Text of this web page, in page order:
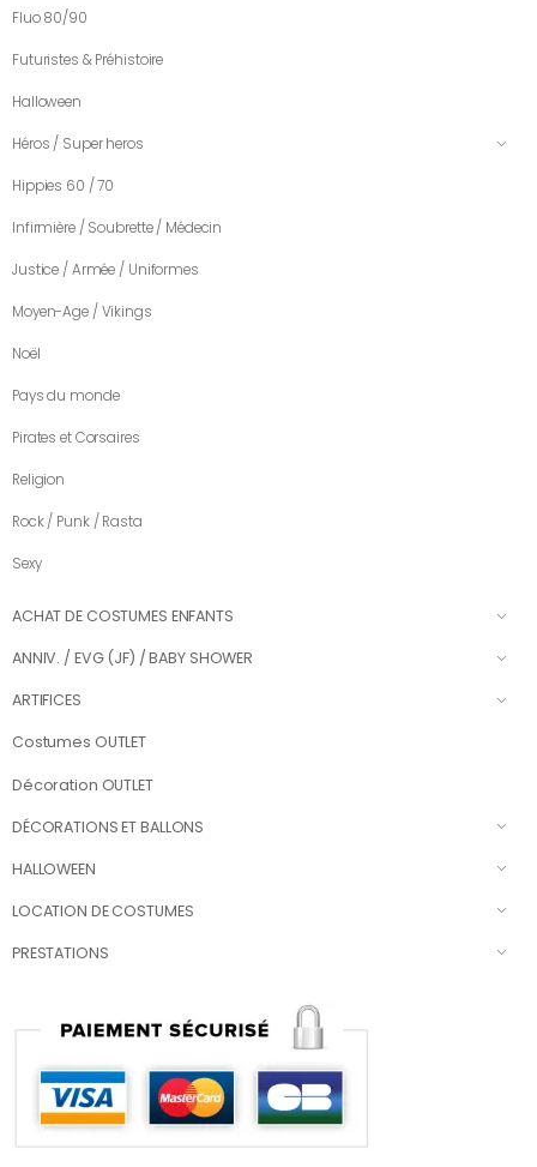
Fluo 80/90
Futuristes & Préhistoire
Halloween
Héros / Super heros
Hippies 60 / 70
Infirmière / Soubrette / Médecin
Justice / Armée / Uniformes
Moyen-Age / Vikings
Noël
Pays du monde
Pirates et Corsaires
Religion
Rock / Punk / Rasta
Sexy
ACHAT DE COSTUMES ENFANTS
ANNIV. / EVG (JF) / BABY SHOWER
ARTIFICES
Costumes OUTLET
Décoration OUTLET
DÉCORATIONS ET BALLONS
HALLOWEEN
LOCATION DE COSTUMES
PRESTATIONS